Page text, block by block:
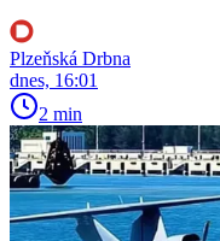
Plzeňská Drbna
dnes, 16:01
2 min